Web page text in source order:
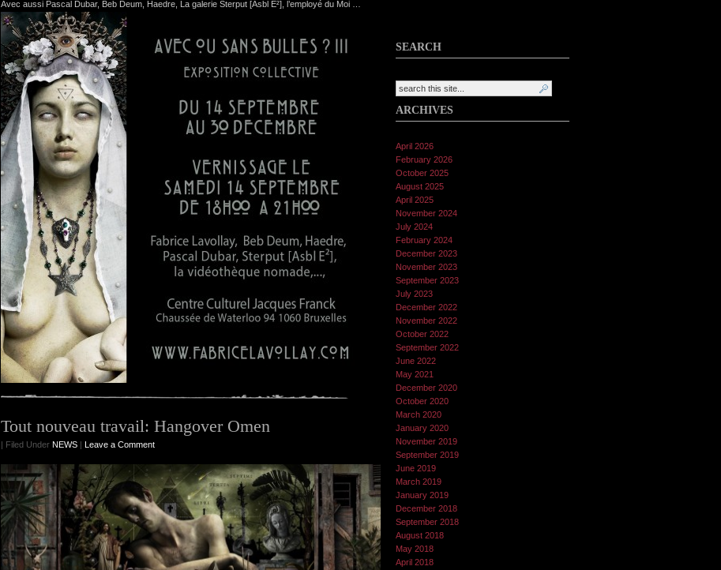
Avec aussi Pascal Dubar, Beb Deum, Haedre, La galerie Sterput [Asbl E²], l’employé du Moi …
Tout nouveau travail: Hangover Omen
| Filed Under NEWS | Leave a Comment
SEARCH
ARCHIVES
April 2026
February 2026
October 2025
August 2025
April 2025
November 2024
July 2024
February 2024
December 2023
November 2023
September 2023
July 2023
December 2022
November 2022
October 2022
September 2022
June 2022
May 2021
December 2020
October 2020
March 2020
January 2020
November 2019
September 2019
June 2019
March 2019
January 2019
December 2018
September 2018
August 2018
May 2018
April 2018